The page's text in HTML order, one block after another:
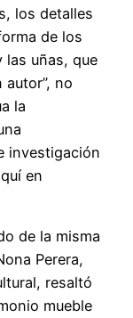
los detalles
de los
las uñas, que
no
la
investigación
en
de la misma
Perera,
resaltó
mueble